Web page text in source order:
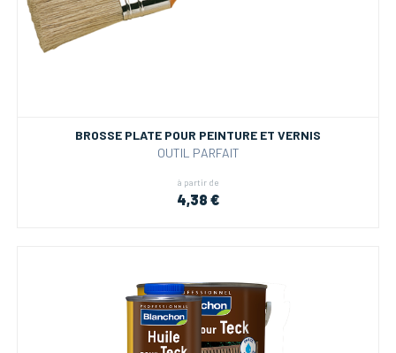
BROSSE PLATE POUR PEINTURE ET VERNIS
OUTIL PARFAIT
à partir de
4,38 €